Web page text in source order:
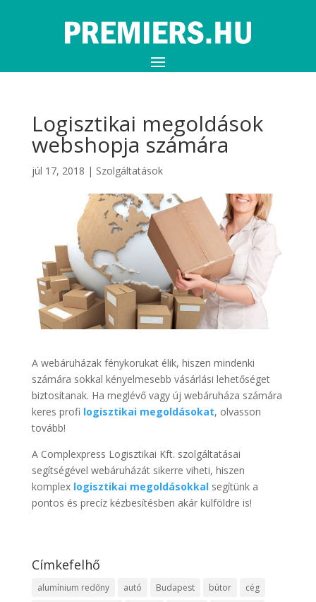
Logisztikai megoldások
webshopja számára
júl 17, 2018 | Szolgáltatások
A webáruházak fénykorukat élik, hiszen mindenki
számára sokkal kényelmesebb vásárlási lehetőséget
biztosítanak. Ha meglévő vagy új webáruháza számára
keres profi logisztikai megoldásokat, olvasson
tovább!
A Complexpress Logisztikai Kft. szolgáltatásai
segítségével webáruházát sikerre viheti, hiszen
komplex logisztikai megoldásokkalsegítünk a
pontos és precíz kézbesítésben akár külföldre is!
Címkefelhő
alumínium redőny autó Budapest bútor
cég